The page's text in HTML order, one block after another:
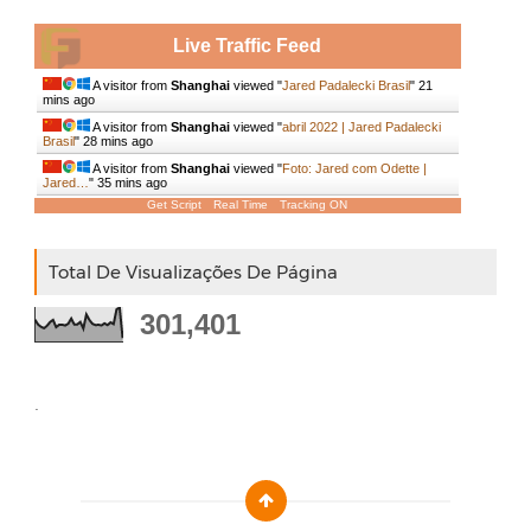
Live Traffic Feed
A visitor from Shanghaiviewed "Jared Padalecki Brasil" 21
mins ago
A visitor from Shanghaiviewed "abril 2022 | Jared Padalecki
Brasil" 28 mins ago
A visitor from Shanghaiviewed "Foto: Jared com Odette |
Jared… " 35 mins ago
Get Script Real Time Tracking ON
Total De Visualizações De Página
301,401
.